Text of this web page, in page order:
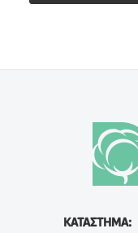
ΚΑΤΑΣΤΗΜΑ: